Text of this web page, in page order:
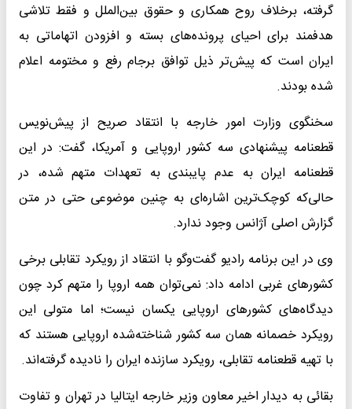
گرفته، برخلاف روح همکاری و حقوق بین‌الملل و فقط تلاشی
هدفمند برای احیای پرونده‌های بسته و افزودن اتهاماتی به
ایران است که پیش‌تر ذیل توافق برجام رفع و مختومه اعلام
شده بودند.
سخنگوی وزارت امور خارجه با انتقاد صریح از پیش‌نویس
قطعنامه پیشنهادی سه کشور اروپایی و آمریکا، گفت: در این
قطعنامه ایران به عدم پایبندی به تعهدات متهم شده، در
حالی‌که کوچک‌ترین اشاره‌ای به چنین موضوعی حتی در متن
گزارش اصلی آژانس وجود ندارد.
وی در این برنامه رادیو گفت‌وگو با انتقاد از رویکرد تقابلی برخی
کشورهای غربی ادامه داد: نمی‌توان همه اروپا را متهم کرد چون
دیدگاه‌های کشورهای اروپایی یکسان نیست؛ اما متولی این
رویکرد خصمانه همان سه کشور شناخته‌شده اروپایی هستند که
با تهیه قطعنامه تقابلی، رویکرد سازنده ایران را نادیده گرفته‌اند.
بقائی به دیدار اخیر معاون وزیر خارجه ایتالیا در تهران و تفاوت